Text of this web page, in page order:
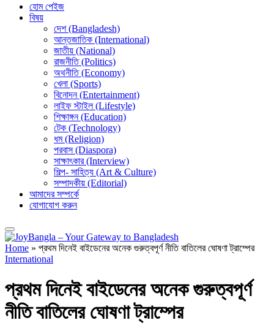
হোম পেইজ
বিষয়
দেশ (Bangladesh)
আন্তজাতিক (International)
জাতীয় (National)
রাজনীতি (Politics)
অথনীতি (Economy)
খেলা (Sports)
বিনোদন (Entertainment)
লাইফ স্টাইল (Lifestyle)
শিক্ষাঙ্গন (Education)
টেক (Technology)
ধম (Religion)
পরবাস (Diaspora)
সাক্ষাৎকার (Interview)
শিল্প- সাহিত্য (Art & Culture)
সম্পাদকীয় (Editorial)
আমাদের সম্পর্কে
যোগাযোগ করুন
Home » প্রথম দিনেই বাইডেনের অনেক গুরুত্বপূর্ণ নীতি বাতিলের ঘোষণা ট্রাম্পের
International
প্রথম দিনেই বাইডেনের অনেক গুরুত্বপূর্ণ
নীতি বাতিলের ঘোষণা ট্রাম্পের